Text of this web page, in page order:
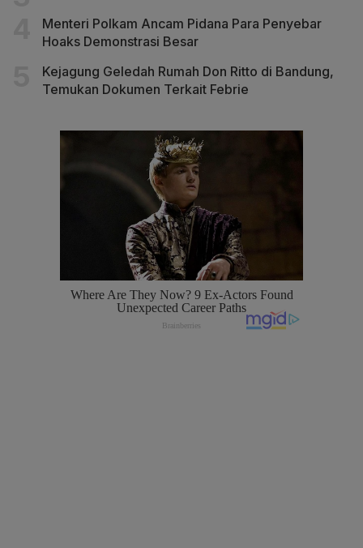
Menteri Polkam Ancam Pidana Para Penyebar
Hoaks Demonstrasi Besar
Kejagung Geledah Rumah Don Ritto di Bandung,
Temukan Dokumen Terkait Febrie